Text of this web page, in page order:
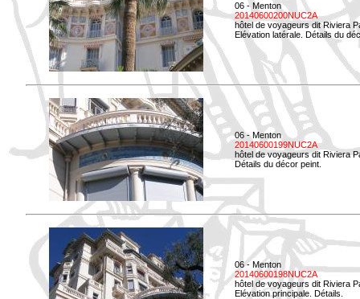
06 - Menton
20140600200NUC2A
hôtel de voyageurs dit Riviera
Elévation latérale. Détails du
06 - Menton
20140600199NUC2A
hôtel de voyageurs dit Riviera
Détails du décor peint.
06 - Menton
20140600198NUC2A
hôtel de voyageurs dit Riviera
Elévation principale. Détails.